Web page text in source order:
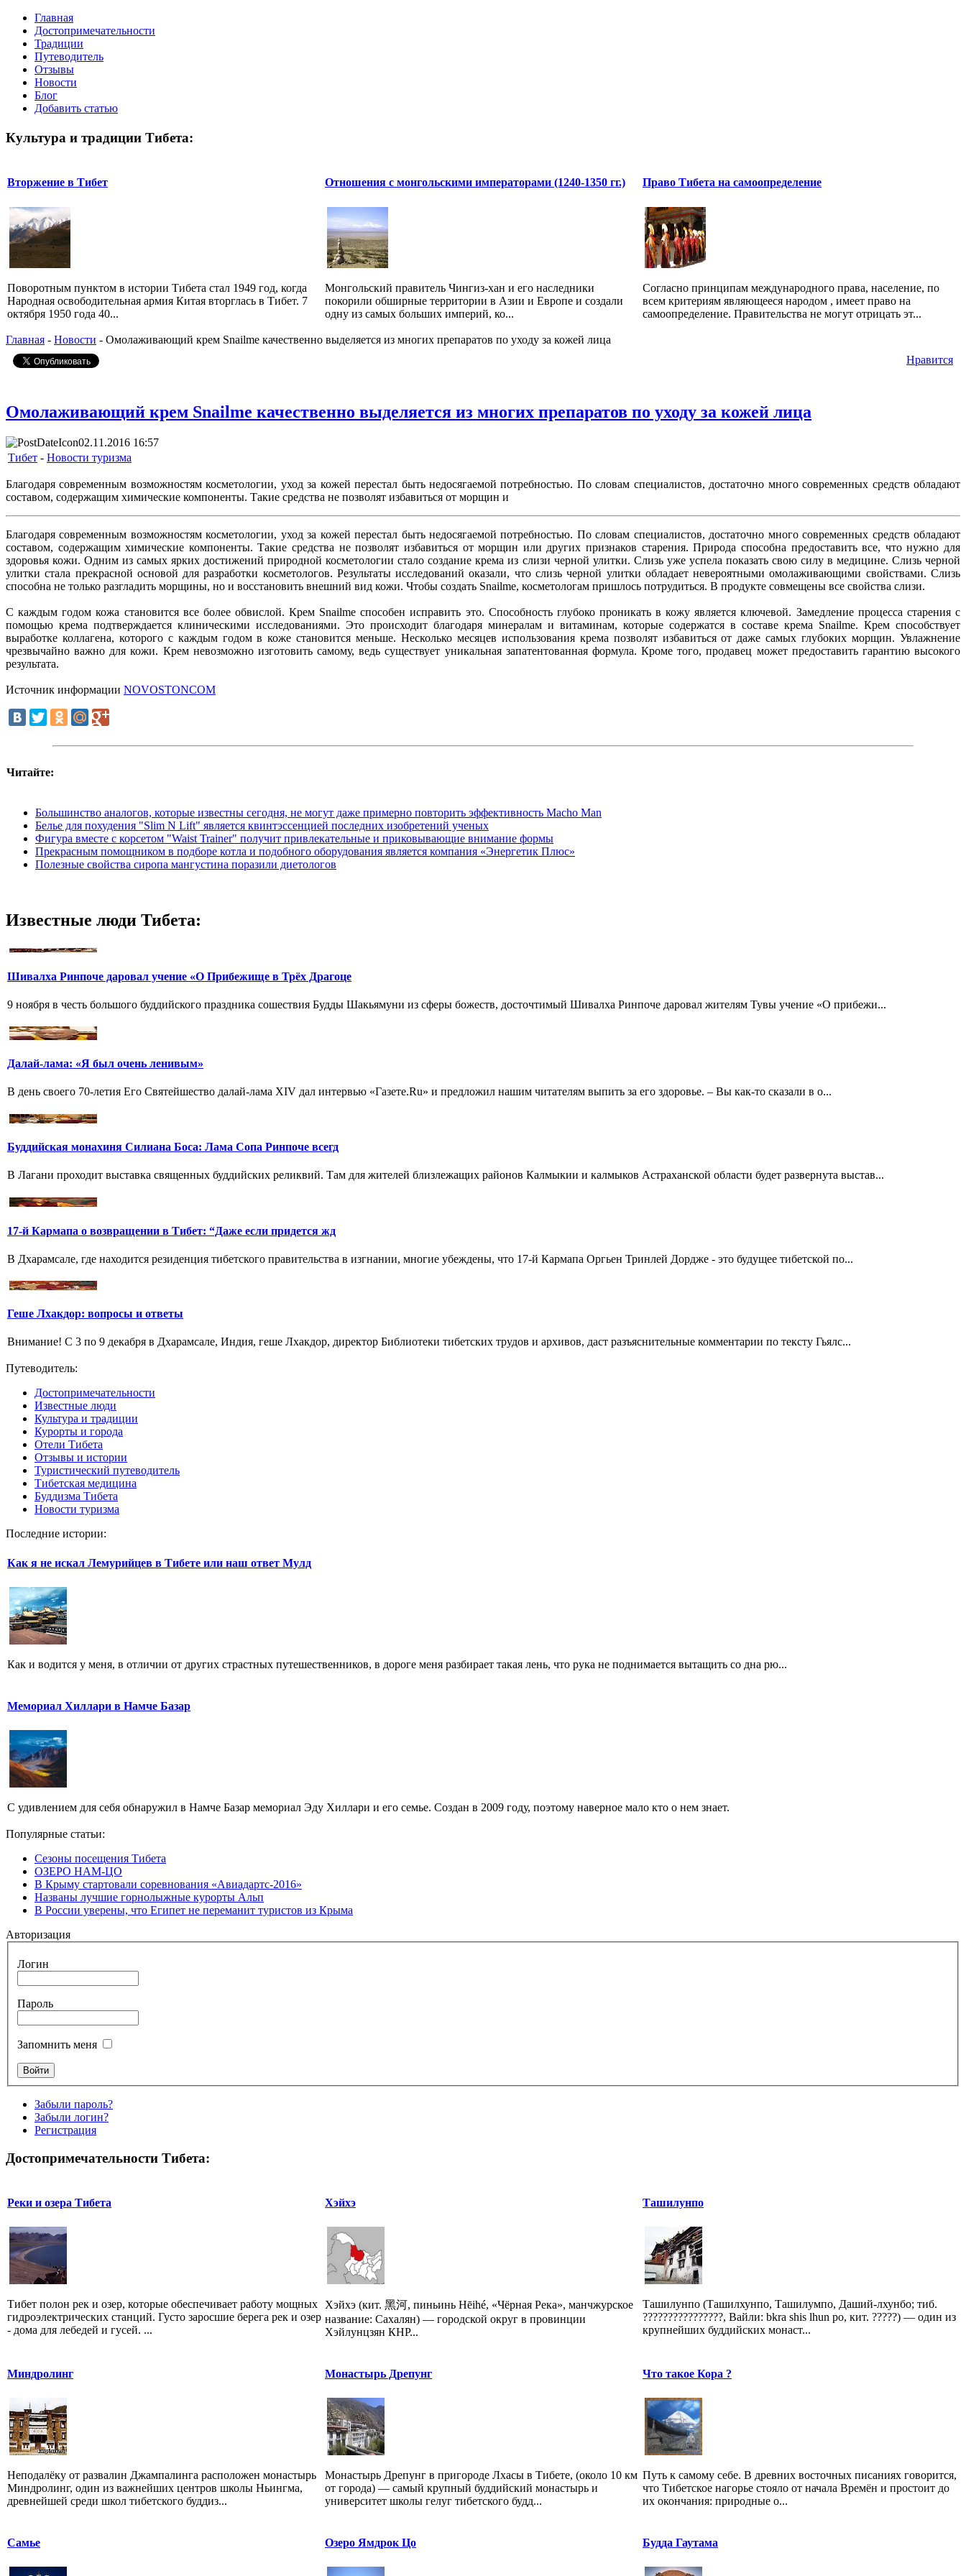
Главная
Достопримечательности
Традиции
Путеводитель
Отзывы
Новости
Блог
Добавить статью
Культура и традиции Тибета:
Вторжение в Тибет
Поворотным пунктом в истории Тибета стал 1949 год, когда
Народная освободительная армия Китая вторглась в Тибет. 7
октября 1950 года 40...
Отношения с монгольскими императорами (1240-1350 гг.)
Монгольский правитель Чингиз-хан и его наследники
покорили обширные территории в Азии и Европе и создали
одну из самых больших империй, ко...
Право Тибета на самоопределение
Согласно принципам международного права, население, по
всем критериям являющееся народом , имеет право на
самоопределение. Правительства не могут отрицать эт...
Главная - Новости - Омолаживающий крем Snailme качественно выделяется из многих препаратов по уходу за кожей лица
Нравится
Омолаживающий крем Snailme качественно выделяется из многих препаратов по уходу за кожей лица
02.11.2016 16:57
Тибет - Новости туризма
Благодаря современным возможностям косметологии, уход за кожей перестал быть недосягаемой потребностью. По словам специалистов, достаточно много современных средств обладают
составом, содержащим химические компоненты. Такие средства не позволят избавиться от морщин и
Благодаря современным возможностям косметологии, уход за кожей перестал быть недосягаемой потребностью. По словам специалистов, достаточно много современных средств обладают
составом, содержащим химические компоненты. Такие средства не позволят избавиться от морщин или других признаков старения. Природа способна предоставить все, что нужно для
здоровья кожи. Одним из самых ярких достижений природной косметологии стало создание крема из слизи черной улитки. Слизь уже успела показать свою силу в медицине. Слизь черной
улитки стала прекрасной основой для разработки косметологов. Результаты исследований оказали, что слизь черной улитки обладает невероятными омолаживающими свойствами. Слизь
способна не только разгладить морщины, но и восстановить внешний вид кожи. Чтобы создать Snailme, косметологам пришлось потрудиться. В продукте совмещены все свойства слизи.
С каждым годом кожа становится все более обвислой. Крем Snailme способен исправить это. Способность глубоко проникать в кожу является ключевой. Замедление процесса старения с
помощью крема подтверждается клиническими исследованиями. Это происходит благодаря минералам и витаминам, которые содержатся в составе крема Snailme. Крем способствует
выработке коллагена, которого с каждым годом в коже становится меньше. Несколько месяцев использования крема позволят избавиться от даже самых глубоких морщин. Увлажнение
чрезвычайно важно для кожи. Крем невозможно изготовить самому, ведь существует уникальная запатентованная формула. Кроме того, продавец может предоставить гарантию высокого
результата.
Источник информации NOVOSTONCOM
Читайте:
Большинство аналогов, которые известны сегодня, не могут даже примерно повторить эффективность Macho Man
Белье для похудения "Slim N Lift" является квинтэссенцией последних изобретений ученых
Фигура вместе с корсетом "Waist Trainer" получит привлекательные и приковывающие внимание формы
Прекрасным помощником в подборе котла и подобного оборудования является компания «Энергетик Плюс»
Полезные свойства сиропа мангустина поразили диетологов
Известные люди Тибета:
Шивалха Ринпоче даровал учение «О Прибежище в Трёх Драгоце
9 ноября в честь большого буддийского праздника сошествия Будды Шакьямуни из сферы божеств, досточтимый Шивалха Ринпоче даровал жителям Тувы учение «О прибежи...
Далай-лама: «Я был очень ленивым»
В день своего 70-летия Его Святейшество далай-лама XIV дал интервью «Газете.Ru» и предложил нашим читателям выпить за его здоровье. – Вы как-то сказали в о...
Буддийская монахиня Силиана Боса: Лама Сопа Ринпоче всегд
В Лагани проходит выставка священных буддийских реликвий. Там для жителей близлежащих районов Калмыкии и калмыков Астраханской области будет развернута выстав...
17-й Кармапа о возвращении в Тибет: “Даже если придется жд
В Дхарамсале, где находится резиденция тибетского правительства в изгнании, многие убеждены, что 17-й Кармапа Оргьен Тринлей Дордже - это будущее тибетской по...
Геше Лхакдор: вопросы и ответы
Внимание! С 3 по 9 декабря в Дхарамсале, Индия, геше Лхакдор, директор Библиотеки тибетских трудов и архивов, даст разъяснительные комментарии по тексту Гьялс...
Путеводитель:
Достопримечательности
Известные люди
Культура и традиции
Курорты и города
Отели Тибета
Отзывы и истории
Туристический путеводитель
Тибетская медицина
Буддизма Тибета
Новости туризма
Последние истории:
Как я не искал Лемурийцев в Тибете или наш ответ Мулд
Как и водится у меня, в отличии от других страстных путешественников, в дороге меня разбирает такая лень, что рука не поднимается вытащить со дна рю...
Мемориал Хиллари в Намче Базар
С удивлением для себя обнаружил в Намче Базар мемориал Эду Хиллари и его семье. Создан в 2009 году, поэтому наверное мало кто о нем знает.
Популярные статьи:
Сезоны посещения Тибета
ОЗЕРО НАМ-ЦО
В Крыму стартовали соревнования «Авиадартс-2016»
Названы лучшие горнолыжные курорты Альп
В России уверены, что Египет не переманит туристов из Крыма
Авторизация
Логин
Пароль
Запомнить меня
Забыли пароль?
Забыли логин?
Регистрация
Достопримечательности Тибета:
Реки и озера Тибета
Тибет полон рек и озер, которые обеспечивает работу мощных
гидроэлектрических станций. Густо заросшие берега рек и озер
- дома для лебедей и гусей. ...
Хэйхэ
Хэйхэ (кит. 黑河, пиньинь Hēihé, «Чёрная Река», манчжурское
название: Сахалян) — городской округ в провинции
Хэйлунцзян КНР...
Ташилунпо
Ташилунпо (Ташилхунпо, Ташилумпо, Даший-лхунбо; тиб.
????????????????, Вайли: bkra shis lhun po, кит. ?????) — один из
крупнейших буддийских монаст...
Миндролинг
Неподалёку от развалин Джампалинга расположен монастырь
Миндролинг, один из важнейших центров школы Ньингма,
древнейшей среди школ тибетского буддиз...
Монастырь Дрепунг
Монастырь Дрепунг в пригороде Лхасы в Тибете, (около 10 км
от города) — самый крупный буддийский монастырь и
университет школы гелуг тибетского будд...
Что такое Кора ?
Путь к самому себе. В древних восточных писаниях говорится,
что Тибетское нагорье стояло от начала Времён и простоит до
их окончания: природные о...
Самье Озеро Ямдрок Цо Будда Гаутама